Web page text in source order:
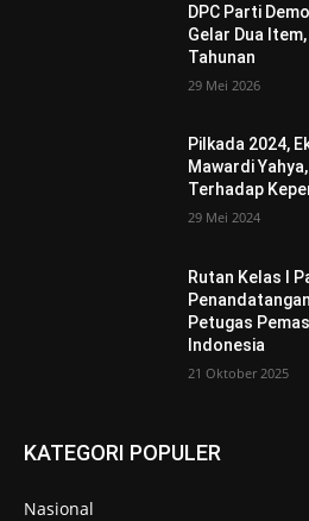
DPC Parti
Gelar Dua
Tahunan
29 Mei 2026
Pilkada 2024,
Mawardi
Terhadap
29 Mei 2024
Rutan Kelas I
Petugas
Indonesia
21 Oktober 2025
KATEGORI POPULER
Nasional